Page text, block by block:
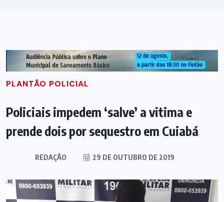
PLANTÃO POLICIAL
Policiais impedem ‘salve’ a vitima e
prende dois por sequestro em Cuiabá
REDAÇÃO 29 DE OUTUBRO DE 2019